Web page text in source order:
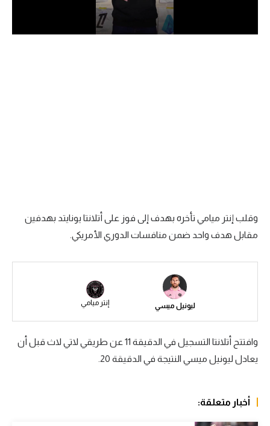
دوري أبطال إفريقيا
سعودي في الجول
القسم الثاني
رياضات أخرى
كرة السلة الأمريكية
كرة سلة
وقلب إنتر ميامي تأخره بهدف إلى فوز على أتلانتا يونايتد بهدفين
مقابل هدف واحد ضمن منافسات الدوري الأمريكي.
ليونيل ميسي إنتر ميامي
وافتتح أتلانتا التسجيل في الدقيقة 11 عن طريقي لاتي لاث قبل أن
يعادل ليونيل ميسي النتيجة في الدقيقة 20.
أخبار متعلقة: